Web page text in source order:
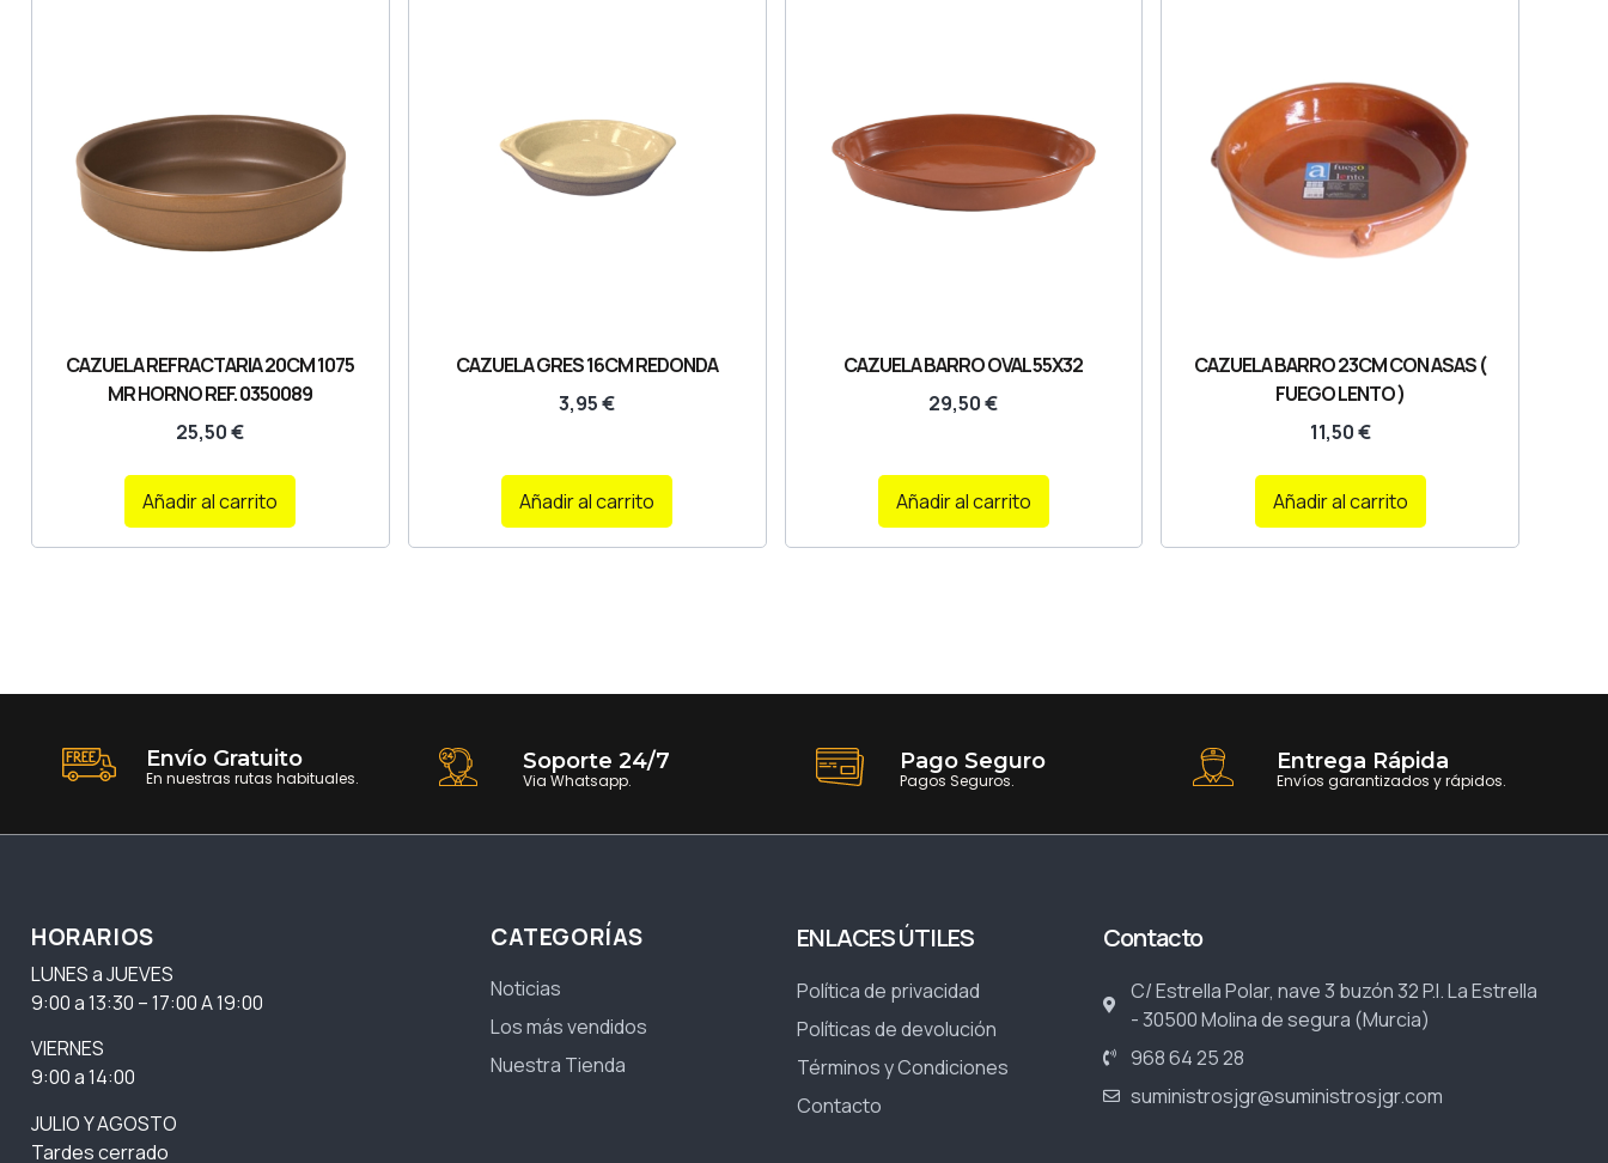
CAZUELA REFRACTARIA 20CM 1075
MR HORNO REF. 0350089
25,50€
Añadir al carrito
CAZUELA GRES 16CM REDONDA
3,95€
Añadir al carrito
CAZUELA BARRO OVAL 55X32
29,50€
Añadir al carrito
CAZUELA BARRO 23CM CON ASAS (
FUEGO LENTO )
11,50€
Añadir al carrito
Envío Gratuito
En nuestras rutas habituales.
Soporte 24/7
Via Whatsapp.
Pago Seguro
Pagos Seguros.
Entrega Rápida
Envíos garantizados y rápidos.
HORARIOS
LUNES a JUEVES
9:00 a 13:30 – 17:00 A 19:00
VIERNES
9:00 a 14:00
JULIO Y AGOSTO
Tardes cerrado
CATEGORÍAS
Noticias
Los más vendidos
Nuestra Tienda
ENLACES ÚTILES
Política de privacidad
Políticas de devolución
Términos y Condiciones
Contacto
Contacto
C/ Estrella Polar, nave 3 buzón 32 P.I. La Estrella
- 30500 Molina de segura (Murcia)
968 64 25 28
suministrosjgr@suministrosjgr.com